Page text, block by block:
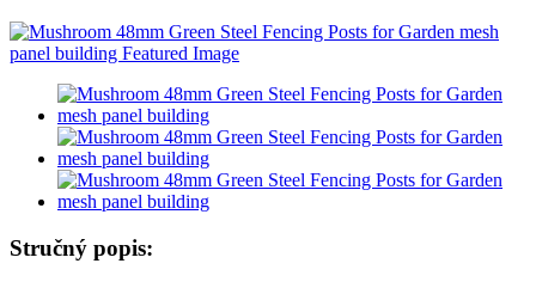
Stručný popis: